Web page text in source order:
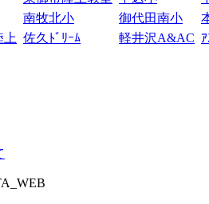
南牧北小 御代田南小
上 佐久ﾄﾞﾘｰﾑ 軽井沢A&AC